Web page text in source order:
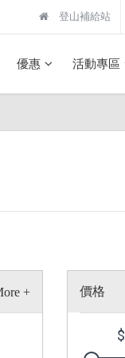
登山補給站
優惠 活動專區
價格
$